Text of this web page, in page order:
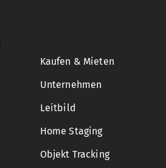
Kaufen & Mieten
Unternehmen
Leitbild
Home Staging
Objekt Tracking